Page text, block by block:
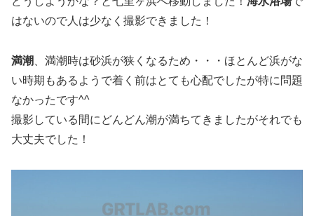
はないので人は少なく撮影できました！
満潮
、満潮時は砂浜が狭くなるため・・・ほとんど浜がな
い時期もあるようで着く前はとても心配でしたが特に問題
なかったです^^
撮影している間にどんどん潮が満ちてきましたがそれでも
大丈夫でした！